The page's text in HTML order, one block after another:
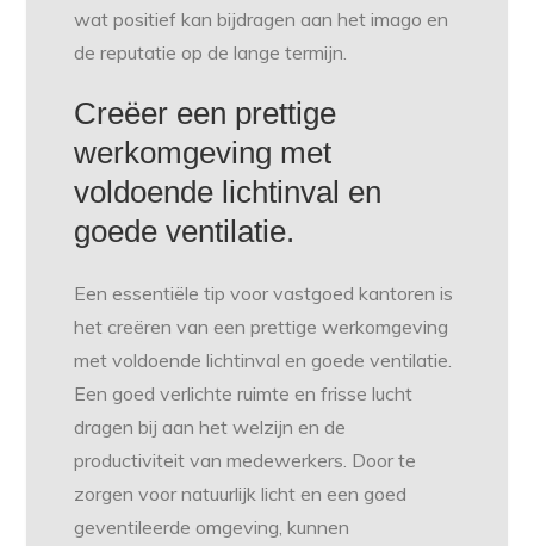
wat positief kan bijdragen aan het imago en
de reputatie op de lange termijn.
Creëer een prettige
werkomgeving met
voldoende lichtinval en
goede ventilatie.
Een essentiële tip voor vastgoed kantoren is
het creëren van een prettige werkomgeving
met voldoende lichtinval en goede ventilatie.
Een goed verlichte ruimte en frisse lucht
dragen bij aan het welzijn en de
productiviteit van medewerkers. Door te
zorgen voor natuurlijk licht en een goed
geventileerde omgeving, kunnen